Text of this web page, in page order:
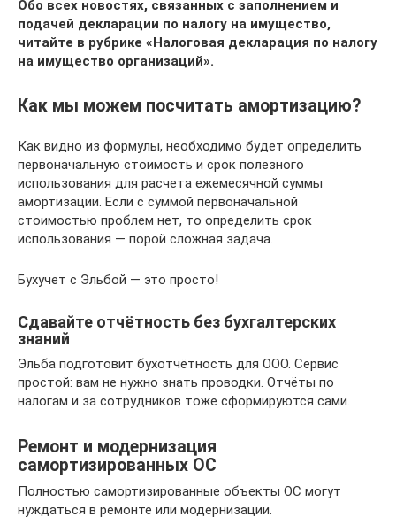
Обо всех новостях, связанных с заполнением и
подачей декларации по налогу на имущество,
читайте в рубрике «Налоговая декларация по налогу
на имущество организаций».
Как мы можем посчитать амортизацию?
Как видно из формулы, необходимо будет определить
первоначальную стоимость и срок полезного
использования для расчета ежемесячной суммы
амортизации. Если с суммой первоначальной
стоимостью проблем нет, то определить срок
использования — порой сложная задача.
Бухучет с Эльбой — это просто!
Сдавайте отчётность без бухгалтерских
знаний
Эльба подготовит бухотчётность для ООО. Сервис
простой: вам не нужно знать проводки. Отчёты по
налогам и за сотрудников тоже сформируются сами.
Ремонт и модернизация
самортизированных ОС
Полностью самортизированные объекты ОС могут
нуждаться в ремонте или модернизации.